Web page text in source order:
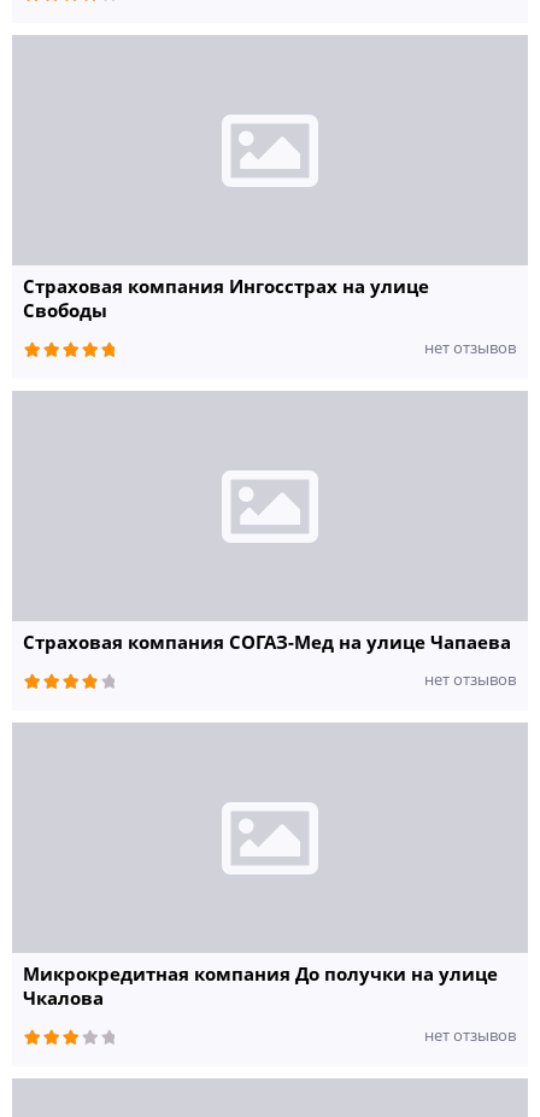
Страховая компания Ингосстрах на улице
Свободы
нет отзывов
Страховая компания СОГАЗ-Мед на улице Чапаева
нет отзывов
Микрокредитная компания До получки на улице
Чкалова
нет отзывов